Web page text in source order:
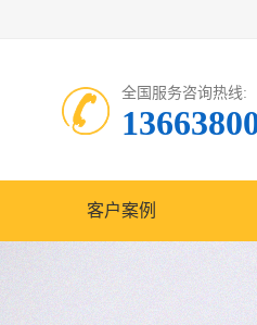
全国服务咨询热线:
客户案例